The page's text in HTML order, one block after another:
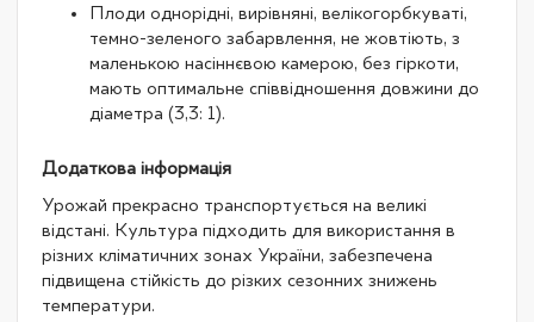
Плоди однорідні, вирівняні, велікогорбкуваті,
темно-зеленого забарвлення, не жовтіють, з
маленькою насіннєвою камерою, без гіркоти,
мають оптимальне співвідношення довжини до
діаметра (3,3: 1).
Додаткова інформація
Урожай прекрасно транспортується на великі
відстані. Культура підходить для використання в
різних кліматичних зонах України, забезпечена
підвищена стійкість до різких сезонних знижень
температури.